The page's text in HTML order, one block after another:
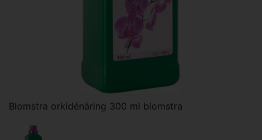
Blomstra orkidénäring 300 ml blomstra